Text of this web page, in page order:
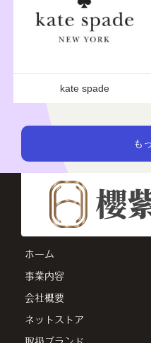
kate spade
ホーム
事業内容
会社概要
ネットストア